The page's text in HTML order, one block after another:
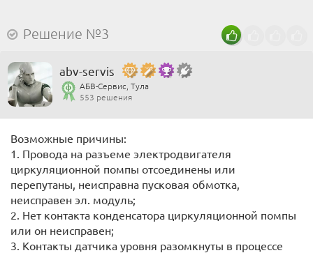
Решение №3
abv-servis
АБВ-Сервис, Тула
553 решения
Возможные причины:
1. Провода на разъеме электродвигателя
циркуляционной помпы отсоединены или
перепутаны, неисправна пусковая обмотка,
неисправен эл. модуль;
2. Нет контакта конденсатора циркуляционной помпы
или он неисправен;
3. Контакты датчика уровня разомкнуты в процессе